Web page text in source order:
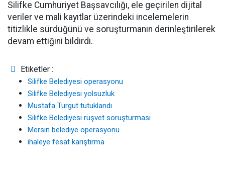
Silifke Cumhuriyet Başsavcılığı, ele geçirilen dijital
veriler ve mali kayıtlar üzerindeki incelemelerin
titizlikle sürdüğünü ve soruşturmanın derinleştirilerek
devam ettiğini bildirdi.
Etiketler :
Silifke Belediyesi operasyonu
Silifke Belediyesi yolsuzluk
Mustafa Turgut tutuklandı
Silifke Belediyesi rüşvet soruşturması
Mersin belediye operasyonu
ihaleye fesat karıştırma